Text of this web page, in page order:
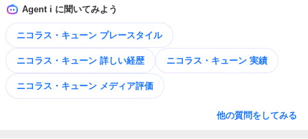
Agent i に聞いてみよう
ニコラス・キューン プレースタイル
ニコラス・キューン 詳しい経歴 ニコラス・キューン 実績
ニコラス・キューン メディア評価
他の質問をしてみる